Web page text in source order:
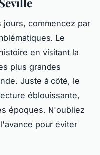
jours, commencez par
Le
en visitant la
plus grandes
Juste à côté, le
éblouissante,
époques. N'oubliez
pour éviter